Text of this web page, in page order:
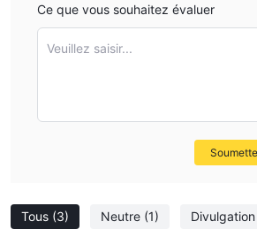
Tous (3) Neutre (1) Divulgation
Ce que vous souhaitez évaluer
Veuillez saisir...